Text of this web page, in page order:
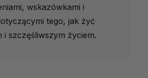
wskazówkami i
tego, jak żyć
i szczęśliwszym życiem.